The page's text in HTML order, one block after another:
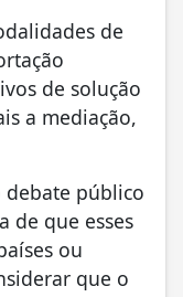
de
de solução
a mediação,
debate público
de que esses
ou
que o